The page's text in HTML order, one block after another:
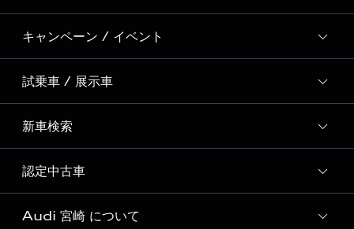
キャンペーン / イベント
全国統一イベント
ディーラー独自イベント
試乗車 / 展示車
試乗予約
試乗車・展示車一覧
新車検索
新車検索
認定中古車
Audi認定中古車検索
Audi 宮崎 について